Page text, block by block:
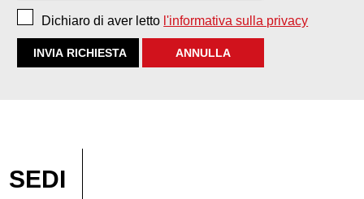
Dichiaro di aver letto l'informativa sulla privacy
SEDI